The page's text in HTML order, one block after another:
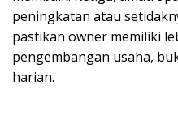
peningkatan atau
pastikan owner memiliki
pengembangan usaha,
harian.